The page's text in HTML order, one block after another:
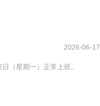
2026-06-17
（星期一）正常上班。